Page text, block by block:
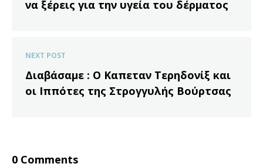
να ξέρεις για την υγεία του δέρματος
NEXT POST
Διαβάσαμε : O Καπεταν Τερηδονίξ και
οι Ιππότες της Στρογγυλής Βούρτσας
0 Comments